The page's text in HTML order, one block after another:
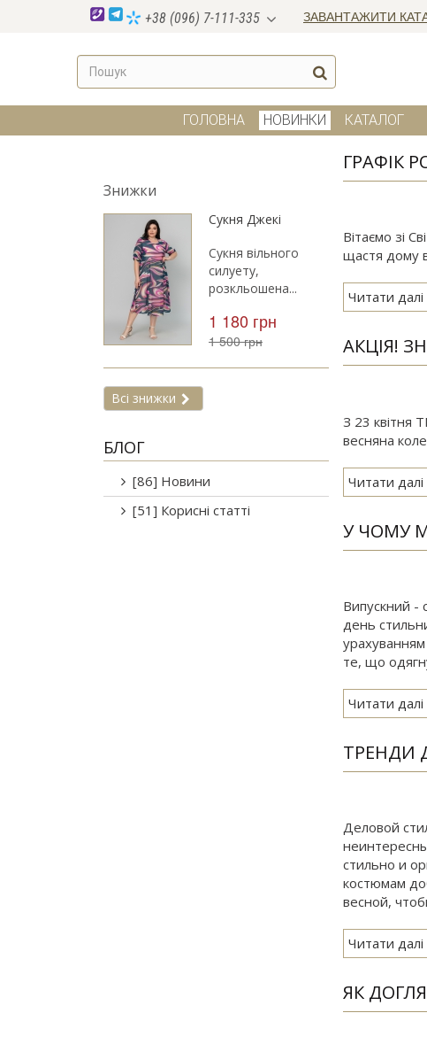
+38 (096) 7-111-335 ЗАВАНТАЖИТИ
ГОЛОВНА НОВИНКИ КАТАЛОГ
Знижки
Сукня Джекі
Сукня вільного
силуету,
розкльошена...
1 180 грн
1 500 грн
Всі знижки
БЛОГ
[86] Новини
[51] Корисні статті
ГРАФІК
Вітаємо зі
щастя дому
Читати далі
АКЦІЯ!
З 23 квітня
весняна
Читати далі
У ЧОМУ
Випускний -
день
урахуванням
те, що
Читати далі
ТРЕНДИ
Деловой
стильно и
костюмам
весной,
Читати далі
ЯК